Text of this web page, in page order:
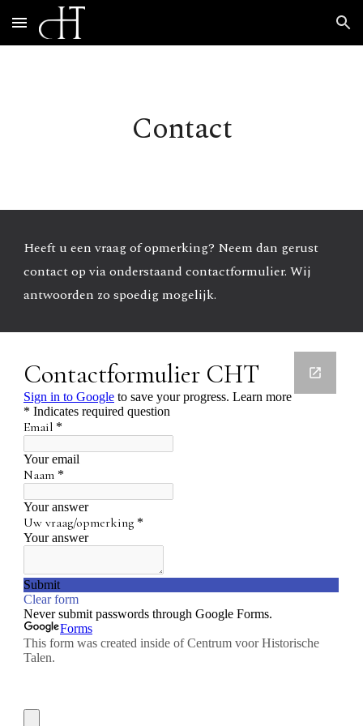
Skip to main content Skip to navigation
Contact
Heeft u een vraag of opmerking? Neem dan gerust
contact op via onderstaand contactformulier. Wij
antwoorden zo spoedig mogelijk.